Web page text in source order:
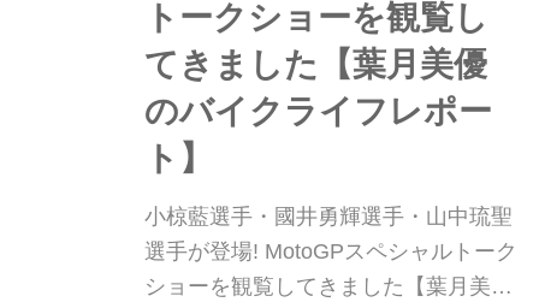
トークショーを観覧し
てきました【葉月美優
のバイクライフレポー
ト】
小椋藍選手・國井勇輝選手・山中琉聖
選手が登場! MotoGPスペシャルトーク
ショーを観覧してきました【葉月美優